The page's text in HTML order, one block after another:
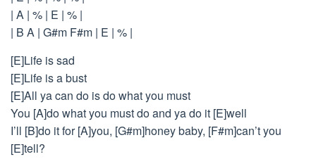
| A | % | E | % |
| B A | G#m F#m | E | % |
[E]Life is sad
[E]Life is a bust
[E]All ya can do is do what you must
You [A]do what you must do and ya do it [E]well
I’ll [B]do it for [A]you, [G#m]honey baby, [F#m]can’t you
[E]tell?